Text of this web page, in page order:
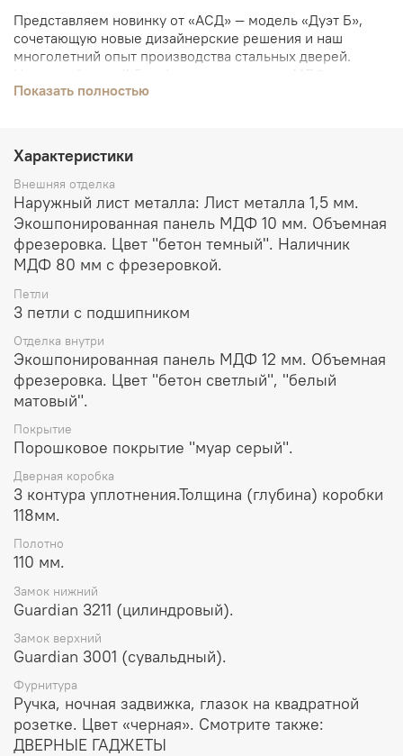
Представляем новинку от «АСД» ― модель «Дуэт Б»,
сочетающую новые дизайнерские решения и наш
многолетний опыт производства стальных дверей.
строгом цвете «бетон темный», внутреннее полотно
замка «Гардиан» и стальная броненакладка. Благодаря
качественному утеплению «Дуэт Б» не только защитит
ваш дом от недоброжелательных гостей, но и сделает
его более комфортным.
Показать полностью
Характеристики
Внешняя отделка
Наружный лист металла: Лист металла 1,5 мм.
Экошпонированная панель МДФ 10 мм. Объемная
фрезеровка. Цвет "бетон темный". Наличник
МДФ 80 мм с фрезеровкой.
Петли
3 петли с подшипником
Отделка внутри
Экошпонированная панель МДФ 12 мм. Объемная
фрезеровка. Цвет "бетон светлый", "белый
матовый".
Покрытие
Порошковое покрытие "муар серый".
Дверная коробка
3 контура уплотнения.Толщина (глубина) коробки
118мм.
Полотно
110 мм.
Замок нижний
Guardian 3211 (цилиндровый).
Замок верхний
Guardian 3001 (сувальдный).
Фурнитура
Ручка, ночная задвижка, глазок на квадратной
розетке. Цвет «черная». Смотрите также:
ДВЕРНЫЕ ГАДЖЕТЫ